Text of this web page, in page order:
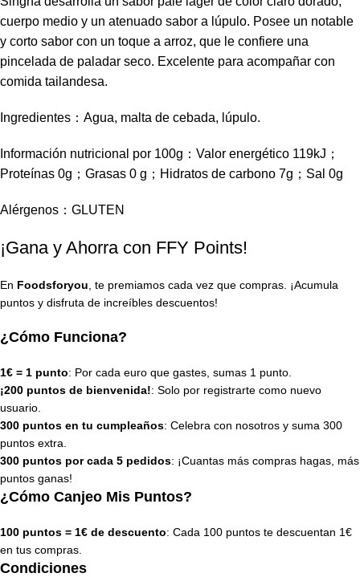
cuerpo medio y un atenuado sabor a lúpulo. Posee un notable
y corto sabor con un toque a arroz, que le confiere una
pincelada de paladar seco. Excelente para acompañar con
comida tailandesa.
Ingredientes：Agua, malta de cebada, lúpulo.
Información nutricional por 100g：Valor energético 119kJ；
Proteínas 0g；Grasas 0 g；Hidratos de carbono 7g；Sal 0g
Alérgenos：GLUTEN
¡Gana y Ahorra con FFY Points!
En Foodsforyou , te premiamos cada vez que compras. ¡Acumula
puntos y disfruta de increíbles descuentos!
¿Cómo Funciona?
1€ = 1 punto: Por cada euro que gastes, sumas 1 punto.
¡200 puntos de bienvenida!: Solo por registrarte como nuevo
usuario.
300 puntos en tu cumpleaños: Celebra con nosotros y suma 300
puntos extra.
300 puntos por cada 5 pedidos: ¡Cuantas más compras hagas, más
puntos ganas!
¿Cómo Canjeo Mis Puntos?
100 puntos = 1€ de descuento: Cada 100 puntos te descuentan 1€
en tus compras.
Condiciones